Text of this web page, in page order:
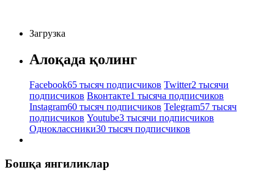
Загрузка
Алоқада қолинг
Facebook65 тысяч подписчиков Twitter2 тысячи
подписчиков Вконтакте1 тысяча подписчиков
Instagram60 тысяч подписчиков Telegram57 тысяч
подписчиков Youtube3 тысячи подписчиков
Одноклассники30 тысяч подписчиков
Бошқа янгиликлар